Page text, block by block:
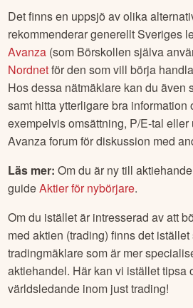
Det finns en uppsjö av olika
rekommenderar generellt Sveriges
Avanza (som Börskollen själva
Nordnetför den som vill börja
Hos dessa nätmäklare kan du även
samt hitta ytterligare bra
exempelvis omsättning, P/E-tal
Avanza forum för diskussion med
Läs mer: Om du är ny till
guideAktier för nybörjare.
Om du istället är intresserad av att
med aktien (trading) finns det
tradingmäklare som är mer
aktiehandel. Här kan vi istället tipsa
världsledande inom just trading!